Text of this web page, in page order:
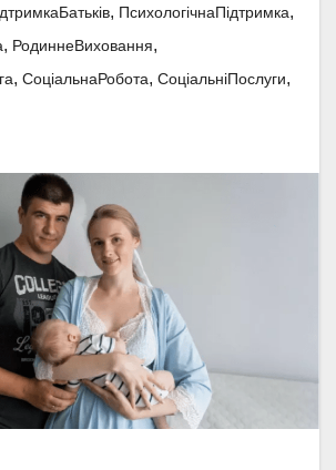
, ПсихологічнаПідтримка,
, РодиннеВиховання,
, СоціальнаРобота, СоціальніПослуги,